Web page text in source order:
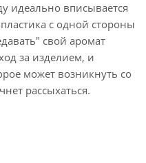
идеально вписывается
с одной стороны
свой аромат
за изделием, и
может возникнуть со
рассыхаться.